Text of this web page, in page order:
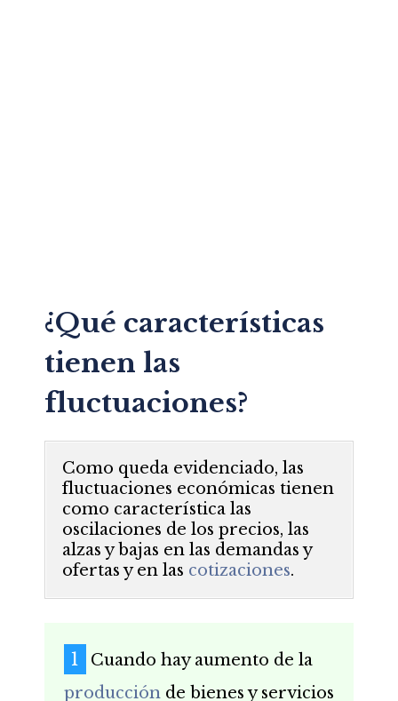
¿Qué características
tienen las
fluctuaciones?
Como queda evidenciado, las
fluctuaciones económicas tienen
como característica las
oscilaciones de los precios, las
alzas y bajas en las demandas y
ofertas y en las cotizaciones.
Cuando hay aumento de la
producciónde bienes y servicios